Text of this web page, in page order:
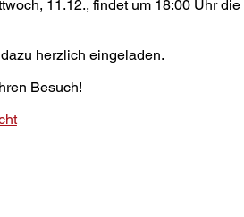
11.12., findet um 18:00 Uhr die
herzlich eingeladen.
Besuch!